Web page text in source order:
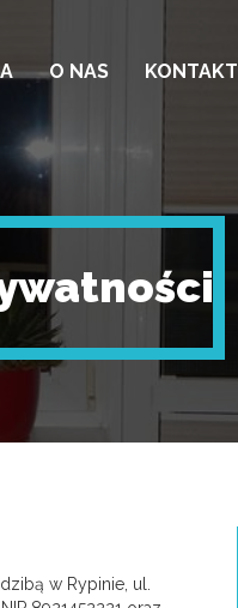
O NAS KONTAKT
w Rypinie, ul.